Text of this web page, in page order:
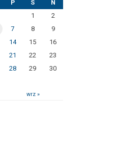
P S
N
1
2
7 8
9
14 15
16
21 22
23
28 29
30
wrz »